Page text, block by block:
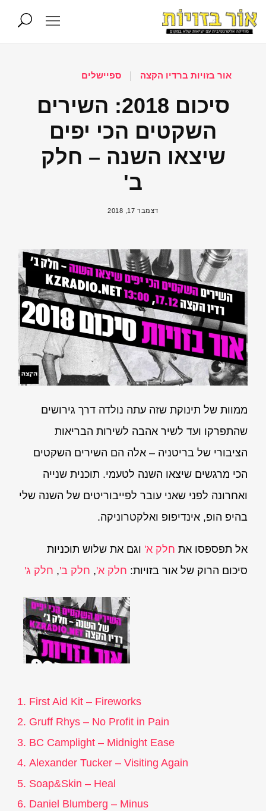
אור בזויות ברדיו הקצה ספיישלים
סיכום 2018: השירים
השקטים הכי יפים
שיצאו השנה – חלק
ב'
דצמבר 17, 2018
ממוות של תינוקת שזה עתה נולדה דרך גירושים
שהתפרקו ועד לשיר אהבה לשירות הבריאות
הציבורי של בריטניה – אלה הם השירים השקטים
הכי מרגשים שיצאו השנה לטעמי. תוכנית שנייה
ואחרונה לפני שאני עובר לפייבוריטים של השנה שלי
בהיפ הופ, אינדיפופ ואלקטרוניקה.
אל תפספסו את חלק א' וגם את שלוש תוכניות
סיכום הרוק של אור בזויות: חלק א', חלק ב', חלק ג'
First Aid Kit – Fireworks
Gruff Rhys – No Profit in Pain
BC Camplight – Midnight Ease
Alexander Tucker – Visiting Again
Soap&Skin – Heal
Daniel Blumberg – Minus